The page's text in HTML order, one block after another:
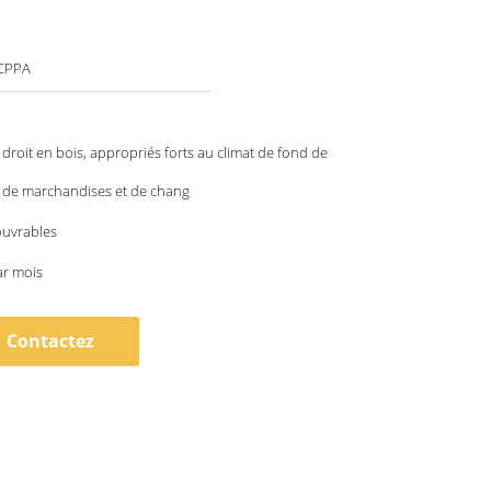
en bois, appropriés forts au climat de fond de
marchandises et de chang
mois
Contactez